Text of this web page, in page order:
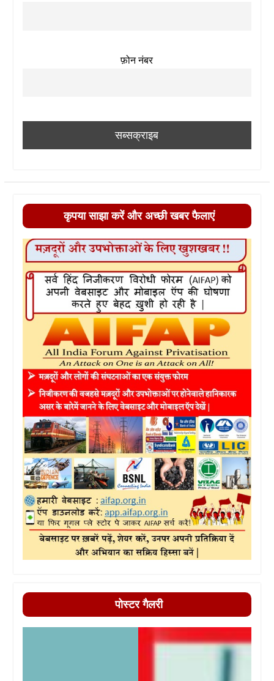
फ़ोन नंबर
कृपया साझा करें और अच्छी खबर फैलाएं
पोस्टर गैलरी